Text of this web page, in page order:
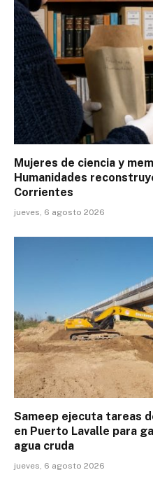
Mujeres de ciencia y
Humanidades
Corrientes
jueves, 6 agosto 2026
Sameep ejecuta tareas
en Puerto Lavalle para
agua cruda
jueves, 6 agosto 2026